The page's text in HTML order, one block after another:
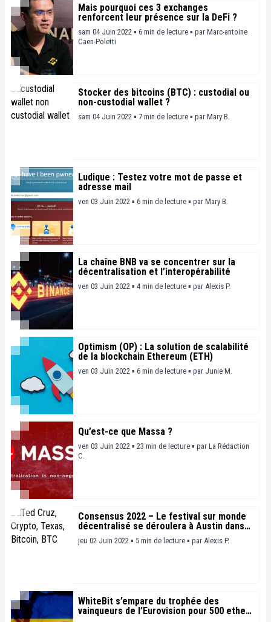
Mais pourquoi ces 3 exchanges
renforcent leur présence sur la DeFi ?
sam 04 Juin 2022 ▪ 6 min de lecture ▪ par Marc-antoine
Caen-Poletti
Stocker des bitcoins (BTC) : custodial ou
non-custodial wallet ?
sam 04 Juin 2022 ▪ 7 min de lecture ▪ par Mary B.
Ludique : Testez votre mot de passe et
adresse mail
ven 03 Juin 2022 ▪ 6 min de lecture ▪ par Mary B.
La chaîne BNB va se concentrer sur la
décentralisation et l’interopérabilité
ven 03 Juin 2022 ▪ 4 min de lecture ▪ par Alexis P.
Optimism (OP) : La solution de scalabilité
de la blockchain Ethereum (ETH)
ven 03 Juin 2022 ▪ 6 min de lecture ▪ par Junie M.
Qu’est-ce que Massa ?
ven 03 Juin 2022 ▪ 23 min de lecture ▪ par La Rédaction
C.
Consensus 2022 – Le festival sur monde
décentralisé se déroulera à Austin dans
une semaine
jeu 02 Juin 2022 ▪ 5 min de lecture ▪ par Alexis P.
WhiteBit s’empare du trophée des
vainqueurs de l’Eurovision pour 500 ethers